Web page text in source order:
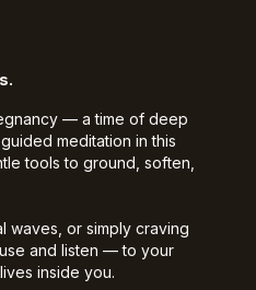
— a time of deep
meditation in this
tools to ground, soften,
waves, or simply craving
and listen — to your
inside you.